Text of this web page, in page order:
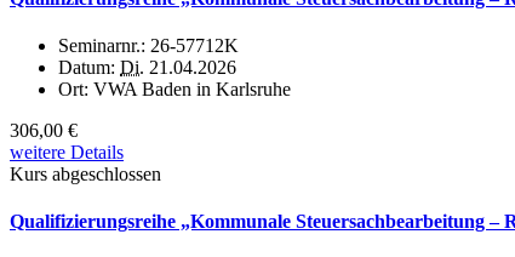
Seminarnr.: 26-57712K
Datum: Di. 21.04.2026
Ort: VWA Baden in Karlsruhe
306,00 €
weitere Details
Kurs abgeschlossen
Qualifizierungsreihe „Kommunale Steuersachbearbeitung –